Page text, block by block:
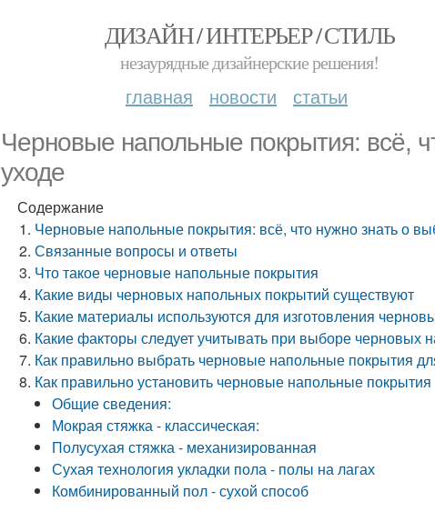
ДИЗАЙН / ИНТЕРЬЕР / СТИЛЬ
незаурядные дизайнерские решения!
главная новости статьи
Черновые напольные покрытия: всё,
уходе
Содержание
Черновые напольные покрытия: всё, что нужно знать о
Связанные вопросы и ответы
Что такое черновые напольные покрытия
Какие виды черновых напольных покрытий существуют
Какие материалы используются для изготовления
Какие факторы следует учитывать при выборе черновых
Как правильно выбрать черновые напольные покрытия
Как правильно установить черновые напольные покрытия
Общие сведения:
Мокрая стяжка - классическая:
Полусухая стяжка - механизированная
Сухая технология укладки пола - полы на лагах
Комбинированный пол - сухой способ